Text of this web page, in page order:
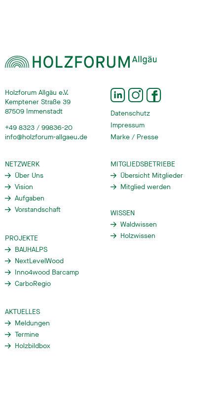
Holzforum Allgäu e.V.
Kemptener Straße 39
87509 Immenstadt
+49 8323 / 99836-20
info@holzforum-allgaeu.de
Datenschutz
Impressum
Marke / Presse
NETZWERK
Über Uns
Vision
Aufgaben
Vorstandschaft
MITGLIEDSBETRIEBE
Übersicht Mitglieder
Mitglied werden
WISSEN
Waldwissen
Holzwissen
PROJEKTE
BAUHALPS
NextLevelWood
Inno4wood Barcamp
CarboRegio
AKTUELLES
Meldungen
Termine
Holzbildbox